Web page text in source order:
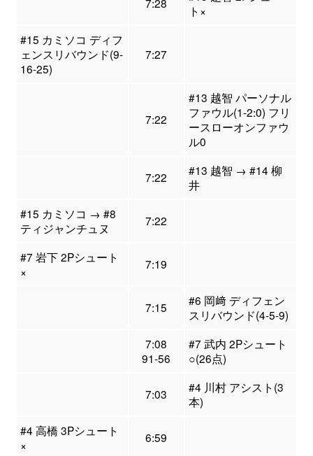
ト×
#15 カミソコ ディフ
ェンスリバウンド(9-
16-25)
7:27
7:22
#13 越智 パーソナル
ファウル(1-2:0) フリ
ースローオンファウ
ル0
7:22
#13 越智 → #14 柳
井
#15 カミソコ → #8
ティジャンチュヌ
7:22
#7 岩下 2Pシュート
×
7:19
7:15
#6 岡﨑 ディフェン
スリバウンド(4-5-9)
7:08
91-56
#7 武内 2Pシュート
○(26点)
7:03
#4 川村 アシスト(3
本)
#4 高橋 3Pシュート
×
6:59